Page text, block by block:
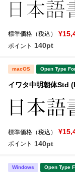
標準価格（税込）
ポイント 140pt
macOS Open Type
イワタ中明朝体Std
標準価格（税込）
ポイント 140pt
Windows Open Type